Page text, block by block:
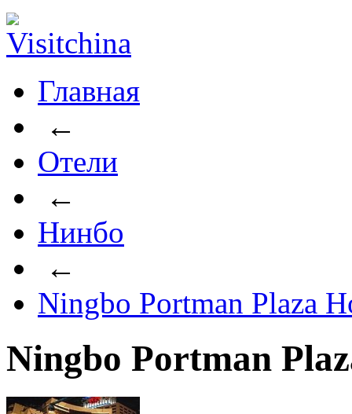
Главная
←
Отели
←
Нинбо
←
Ningbo Portman Plaza
Ningbo Portman